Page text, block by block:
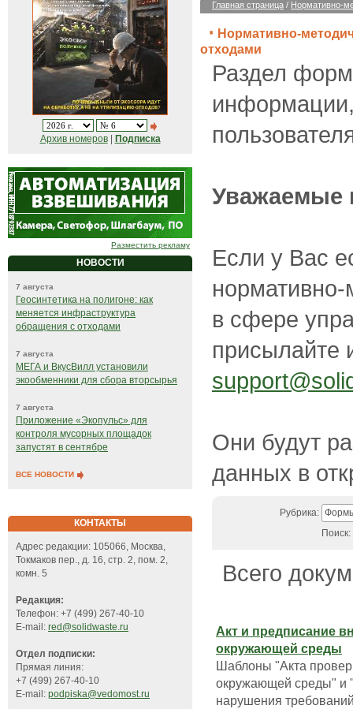
Архив номеров| Подписка
Разместить рекламу
НОВОСТИ
7 августа
Геосинтетика на полигоне: как
меняется инфраструктура
обращения с отходами
7 августа
МЕГА и ВкусВилл установили
экообменники для сбора вторсырья
7 августа
Приложение «Экопульс» для
контроля мусорных площадок
запустят в сентябре
ВСЕ НОВОСТИ
КОНТАКТЫ
Адрес редакции: 105066, Москва,
Токмаков пер., д. 16, стр. 2, пом. 2,
комн. 5
Редакция:
Телефон: +7 (499) 267-40-10
E-mail: red@solidwaste.ru
Отдел подписки:
Прямая линия:
+7 (499) 267-40-10
E-mail: podpiska@vedomost.ru
Главная страница / Нормативно-
Нормативно-
отходами
Раздел
Уважаемые
Если у Вас
нормативно-
в сфере
присылайте
Они будут
данных в
Рубрика:
Поиск:
Всего
Акт и предписание
окружающей среды
Шаблоны "Акта
окружающей среды" и
нарушения